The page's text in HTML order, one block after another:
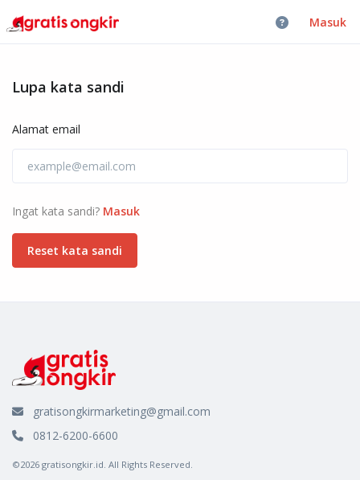
Masuk
Lupa kata sandi
Alamat email
Ingat kata sandi? Masuk
Reset kata sandi
gratisongkirmarketing@gmail.com
0812-6200-6600
©2026 gratisongkir.id. All Rights Reserved.